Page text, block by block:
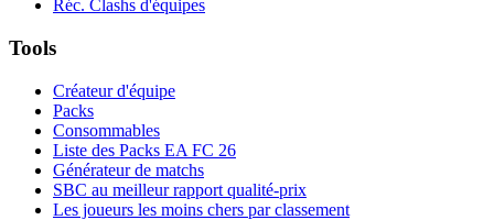
Réc. Clashs d'équipes
Tools
Créateur d'équipe
Packs
Consommables
Liste des Packs EA FC 26
Générateur de matchs
SBC au meilleur rapport qualité-prix
Les joueurs les moins chers par classement